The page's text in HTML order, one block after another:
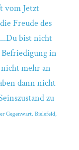
vom Jetzt
Freude des
bist nicht
in
mehr an
dann nicht
zu
Gegenwart. Bielefeld,